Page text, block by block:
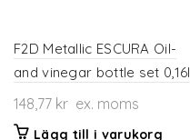
F2D Metallic ESCURA Oil-
and vinegar bottle set 0,16l
148,77 kr ex. moms
Lägg till i varukorg